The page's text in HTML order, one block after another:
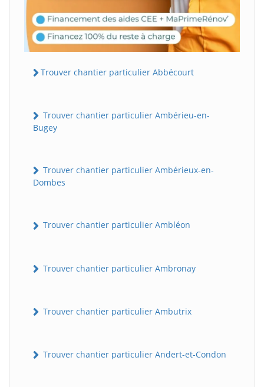
Trouver chantier particulier Abbécourt
Trouver chantier particulier Ambérieu-en-
Bugey
Trouver chantier particulier Ambérieux-en-
Dombes
Trouver chantier particulier Ambléon
Trouver chantier particulier Ambronay
Trouver chantier particulier Ambutrix
Trouver chantier particulier Andert-et-Condon